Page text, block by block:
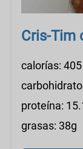
Cris-Tim
calorías: 405
proteína:
grasas: 38g